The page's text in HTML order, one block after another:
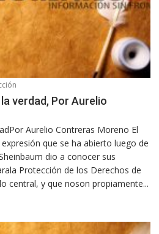
verdad, Por Aurelio
Aurelio Contreras Moreno El
que se ha abierto luego de
dio a conocer sus
Protección de los Derechos de
central, y que noson propiamente...